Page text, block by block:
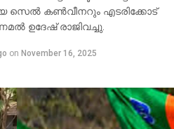
സെല്‍ കണ്‍വീനറും എടരിക്കോട്
ഉദേഷ് രാജിവച്ചു.
on November 16, 2025